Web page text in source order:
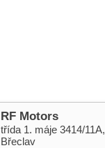
RF Motors
třída 1. máje 3414/11A,
Břeclav